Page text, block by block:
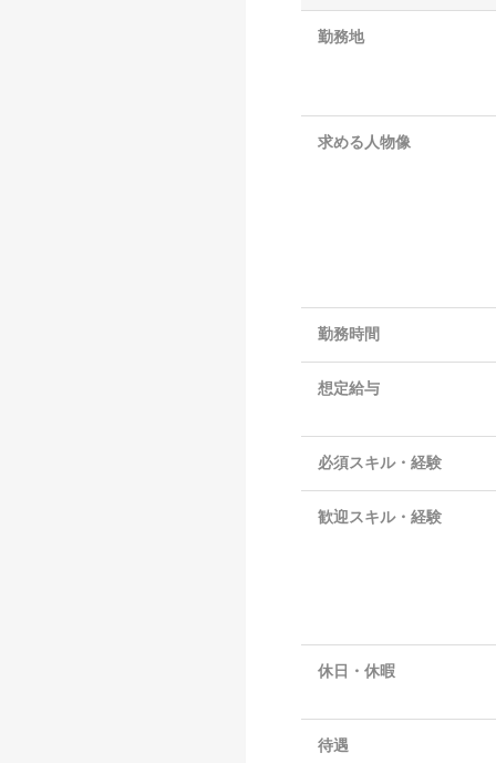
勤務地
求める人物像
勤務時間
想定給与
必須スキル・経験
歓迎スキル・経験
休日・休暇
待遇